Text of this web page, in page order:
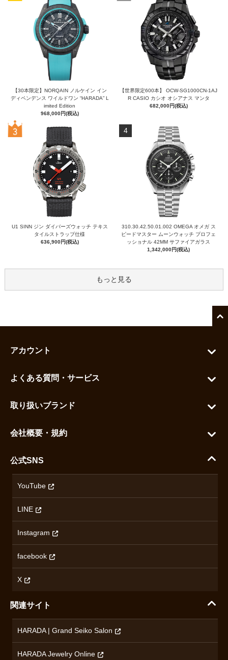
【30本限定】NORQAIN ノルケイン イン
ディペンデンス ワイルドワン “HARADA” L
imited Edition
968,000円(税込)
【世界限定600本】 OCW-SG1000CN-1AJ
R CASIO カシオ オシアナス マンタ
682,000円(税込)
U1 SINN ジン ダイバーズウォッチ テキス
タイルストラップ仕様
636,900円(税込)
4
310.30.42.50.01.002 OMEGA オメガ ス
ピードマスター ムーンウォッチ プロフェ
ッショナル 42MM サファイアガラス
1,342,000円(税込)
もっと見る
アカウント
お気に入りを見る
よくある質問・サービス
ご利用ガイド
配送・送料について
ハラダの保証とアフターサービス
取り扱いブランド
セイコー
カシオ
オリエントスター
ロンジン
チューダー
ブランド一覧を見る
会社概要・規約
沿革
特定商取引法に基づく表記
プライバシーポリシー
無断転載・商用利用について
コンテンツ制作ポリシーおよび生成AIの利用指針
公式SNS
YouTube
LINE
Instagram
facebook
X
関連サイト
HARADA | Grand Seiko Salon
HARADA Jewelry Online